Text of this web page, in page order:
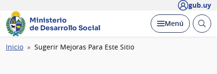
gub.uy
Ministerio
de Desarrollo Social
Desplegar
Menú Abrir
Ruta
Inicio Sugerir Mejoras Para Este Sitio